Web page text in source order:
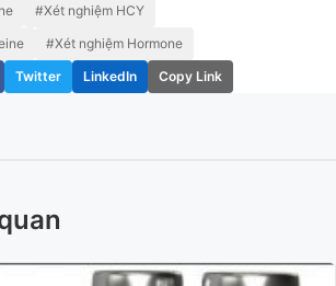
#Xét nghiệm HCY
#Xét nghiệm Hormone
Twitter LinkedIn Copy Link